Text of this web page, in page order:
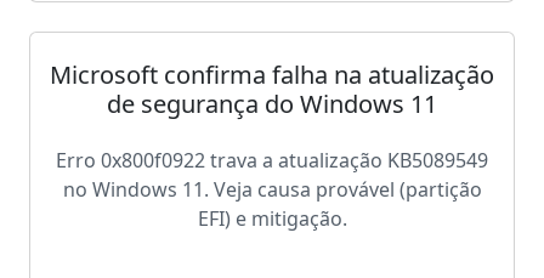
Microsoft confirma falha na atualização
de segurança do Windows 11
Erro 0x800f0922 trava a atualização KB5089549
no Windows 11. Veja causa provável (partição
EFI) e mitigação.